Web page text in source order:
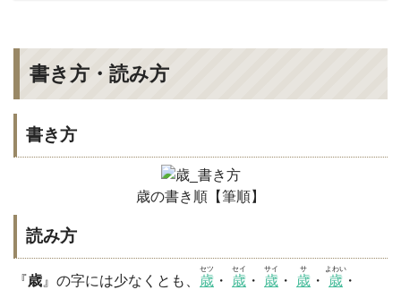
書き方・読み方
書き方
歳の書き順【筆順】
読み方
『歳』の字には少なくとも、 歳
セツ
・ 歳
セイ
・ 歳
サイ
・ 歳
サ
・ 歳
よわい
・